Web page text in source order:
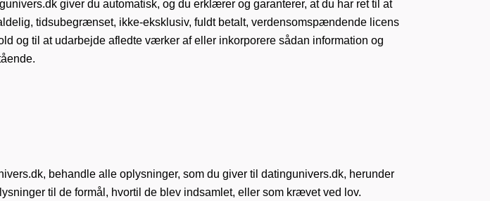
giver du automatisk, og du erklærer og garanterer, at du har ret til at
tidsubegrænset, ikke-eksklusiv, fuldt betalt, verdensomspændende licens
og til at udarbejde afledte værker af eller inkorporere sådan information og
behandle alle oplysninger, som du giver til datingunivers.dk, herunder
til de formål, hvortil de blev indsamlet, eller som krævet ved lov.